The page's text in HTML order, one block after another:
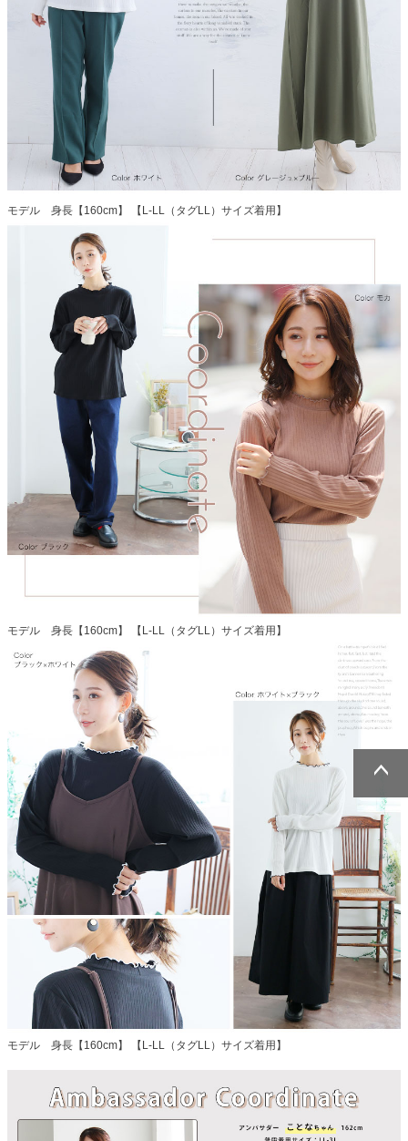
モデル 身長【160cm】 【L-LL（タグLL）サイズ着用】
モデル 身長【160cm】 【L-LL（タグLL）サイズ着用】
モデル 身長【160cm】 【L-LL（タグLL）サイズ着用】
ページトッ
プへ
ページトッ
プへ